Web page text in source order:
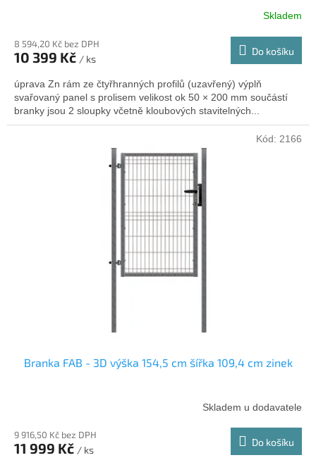
Skladem
8 594,20 Kč bez DPH
10 399 Kč / ks
Do košíku
úprava Zn rám ze čtyřhranných profilů (uzavřený) výplň
svařovaný panel s prolisem velikost ok 50 × 200 mm součástí
branky jsou 2 sloupky včetně kloubových stavitelných...
Branka FAB - 3D výška 154,5 cm šířka 109,4 cm zinek
Skladem u dodavatele
9 916,50 Kč bez DPH
11 999 Kč / ks
Do košíku
Kód: 2166